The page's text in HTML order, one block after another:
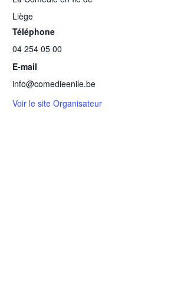
Liège
Téléphone
04 254 05 00
E-mail
info@comedieenile.be
Voir le site Organisateur